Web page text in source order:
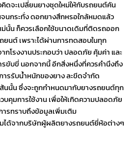
จะเปลี่ยนยางชุดใหม่ให้กับรถยนต์คัน
นกระทั่ง ดอกยางสึกหรอใกล้หมดแล้ว
นั้น ก็ควรเลือกใช้ขนาดเดิมที่ติดรถออก
ยนต์ เพราะได้ผ่านการทดสอบในทุก
กโรงงานประกอบว่า ปลอดภัย คุ้มค่า และ
รขับขี่ นอกจากนี้ อีกสิ่งหนึ่งที่ควรคำนึงถึง
ารรับน้ำหนักของยาง ละขีดจำกัด
นนั้น ซึ่งจะถูกกำหนดมากับยางรถยนต์ทุก
บคุมการใช้งาน เพื่อให้เกิดความปลอดภัย
รทราบถึงข้อมูลเพิ่มเติม
ได้จากบริษัทผู้ผลิตยางรถยนต์ยี่ห้อต่างๆ